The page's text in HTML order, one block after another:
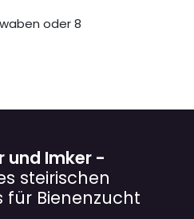
oder 8
und Imker -
steirischen
Bienenzucht